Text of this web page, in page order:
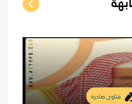
فتاوى صادرة